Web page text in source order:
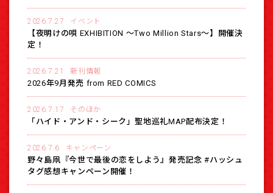
2026.7.27 イベント
【夜明けの唄 EXHIBITION 〜Two Million Stars〜】開催決
定！
2026.7.21 新刊情報
2026年9月発売 from RED COMICS
2026.7.17 そのほか
「ハイド・アンド・シーク」聖地巡礼MAP配布決定！
2026.7.6 キャンペーン
野々島凧『今世で最後の恋をしよう』発売記念 #ハッシュ
タグ感想キャンペーン開催！